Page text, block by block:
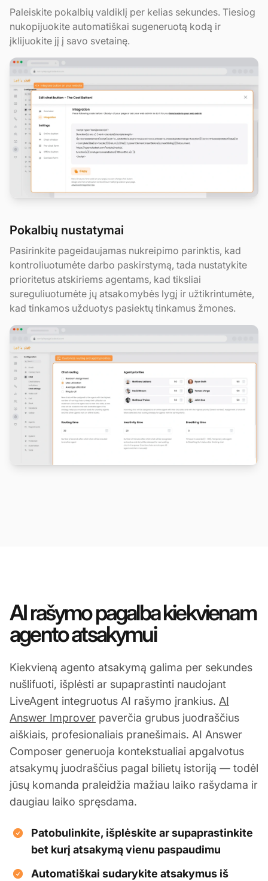
Paleiskite pokalbių valdiklį per kelias sekundes. Tiesiog
nukopijuokite automatiškai sugeneruotą kodą ir
įklijuokite jį į savo svetainę.
Pokalbių nustatymai
Pasirinkite pageidaujamas nukreipimo parinktis, kad
kontroliuotumėte darbo paskirstymą, tada nustatykite
prioritetus atskiriems agentams, kad tiksliai
sureguliuotumėte jų atsakomybės lygį ir užtikrintumėte,
kad tinkamos užduotys pasiektų tinkamus žmones.
AI rašymo pagalba kiekvienam
agento atsakymui
Kiekvieną agento atsakymą galima per sekundes
nušlifuoti, išplėsti ar supaprastinti naudojant
LiveAgent integruotus AI rašymo įrankius. AI
Answer Improver paverčia grubus juodraščius
aiškiais, profesionaliais pranešimais. AI Answer
Composer generuoja kontekstualiai apgalvotus
atsakymų juodraščius pagal bilietų istoriją — todėl
jūsų komanda praleidžia mažiau laiko rašydama ir
daugiau laiko spręsdama.
Patobulinkite, išplėskite ar supaprastinkite
bet kurį atsakymą vienu paspaudimu
Automatiškai sudarykite atsakymus iš